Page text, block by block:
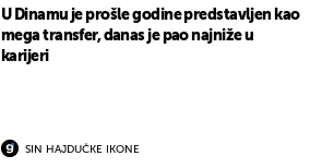
U Dinamu je prošle godine predstavljen kao
mega transfer, danas je pao najniže u
karijeri
SIN HAJDUČKE IKONE